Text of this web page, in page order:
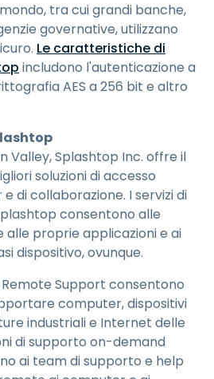
tra cui grandi banche,
governative, utilizzano
Le caratteristiche di
includono l'autenticazione a
AES a 256 bit e altro
Valley, Splashtop Inc. offre il
soluzioni di accesso
di collaborazione. I servizi di
consentono alle
alle proprie applicazioni e ai
dispositivo, ovunque.
Support consentono
computer, dispositivi
industriali e Internet delle
di supporto on-demand
ai team di supporto e help